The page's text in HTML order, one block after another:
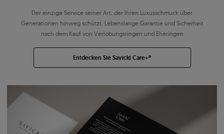
Der einzige Service seiner Art, der Ihren Luxusschmuck über
Generationen hinweg schützt. Lebenslange Garantie und Sicherheit
nach dem Kauf von Verlobungsringen und Eheringen
Entdecken Sie Savicki Care+®